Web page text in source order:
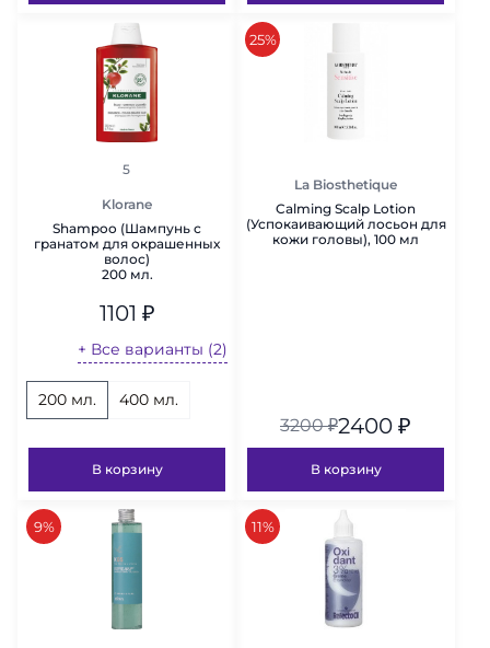
рейтинг
5
Klorane
Shampoo (Шампунь с
гранатом для окрашенных
волос)
200 мл.
1101 ₽
+ Все варианты (2)
200 мл. 400 мл.
В корзину
скидка
25%
La Biosthetique
Calming Scalp Lotion
(Успокаивающий лосьон для
кожи головы), 100 мл
3200₽2400 ₽
В корзину
скидка
9% скидка
11%